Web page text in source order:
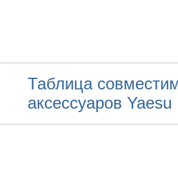
Таблица
аксессуаров Yaesu